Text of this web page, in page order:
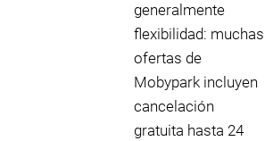
generalmente
flexibilidad: muchas
ofertas de
Mobypark incluyen
cancelación
gratuita hasta 24